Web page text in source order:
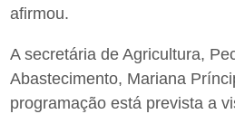
afirmou.
A secretária de Agricultura,
Abastecimento, Mariana
programação está prevista a